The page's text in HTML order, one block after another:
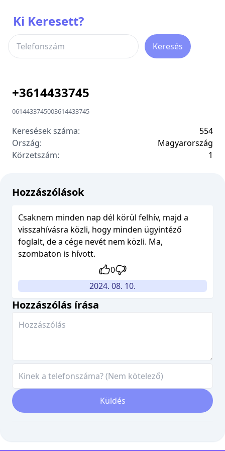
Ki Keresett?
Keresés
+3614433745
0614433745003614433745
Keresések száma:
554
Ország:
Magyarország
Körzetszám:
1
Hozzászólás írása
Küldés
Hozzászólások
Csaknem minden nap dél körül felhív, majd a
visszahívásra közli, hogy minden ügyintéző
foglalt, de a cége nevét nem közli. Ma,
szombaton is hívott.
0
2024. 08. 10.